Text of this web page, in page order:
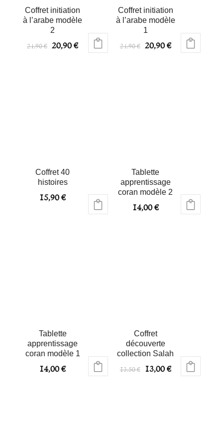
Coffret initiation
à l’arabe modèle
2
24,90€ 20,90€
Coffret initiation
à l’arabe modèle
1
24,90€ 20,90 €
Coffret 40
histoires
15,90€
Tablette
apprentissage
coran modèle 2
14,00 €
Tablette
apprentissage
coran modèle 1
14,00€
Coffret
découverte
collection Salah
13,50€ 13,00 €